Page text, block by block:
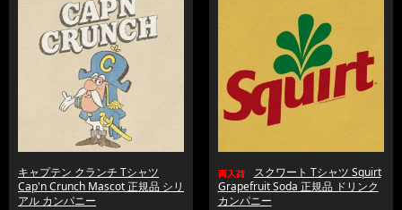
キャプテン クランチ Tシャツ
Cap'n Crunch Mascot 正規品 シリ
アル カンパニー
スクワート Tシャツ Squirt
Grapefruit Soda 正規品 ドリンク
カンパニー